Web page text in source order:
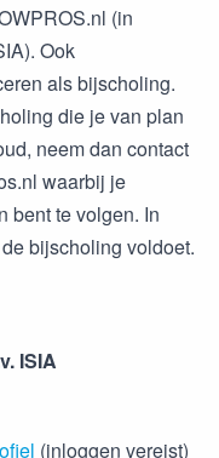
(in
Ook
als bijscholing.
die je van plan
neem dan contact
waarbij je
bent te volgen. In
bijscholing voldoet.
ISIA
(inloggen vereist)